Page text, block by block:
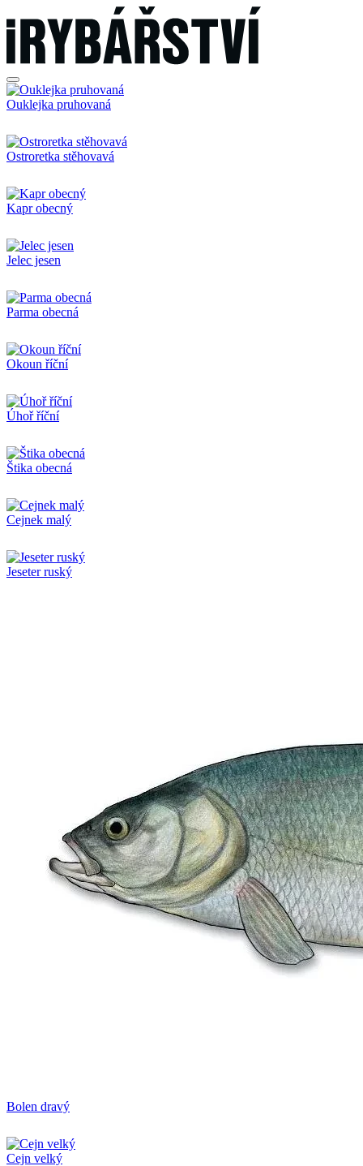
Ouklejka pruhovaná
Ostroretka stěhovavá
Kapr obecný
Jelec jesen
Parma obecná
Okoun říční
Úhoř říční
Štika obecná
Cejnek malý
Jeseter ruský
Bolen dravý
Cejn velký